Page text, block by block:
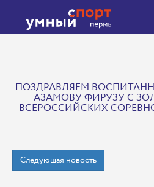
ПОЗДРАВЛЯЕМ
АЗАМОВУ ФИРУЗУ С
ВСЕРОССИЙСКИХ
Следующая новость